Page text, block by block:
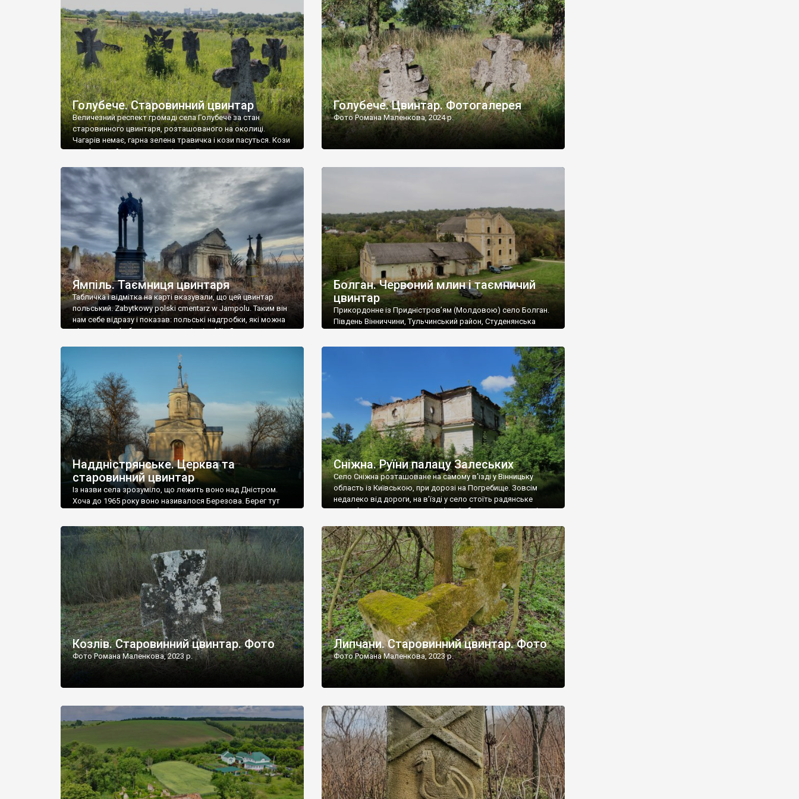
[…]
Голубече. Старовинний цвинтар
Величезний респект громаді села Голубече за стан
старовинного цвинтаря, розташованого на околиці.
Чагарів немає, гарна зелена травичка і кози пасуться. Кози
– найкращий регулятор шкідливої, для старих кладовищ,
бруньками, кози ті бруньки обгризають, бо то улюблений
делікатес. На цвинтарі у Голубечому ціла колекція
різноманітних форм хрестів. Село відносно невелике, […]
Голубече. Цвинтар. Фотогалерея
Фото Романа Маленкова, 2024 р.
Ямпіль. Таємниця цвинтаря
Табличка і відмітка на карті вказували, що цей цвинтар
польський. Zabytkowy polski cmentarz w Jampolu. Таким він
нам себе відразу і показав: польські надгробки, які можна
віднести до фабричних, польські епітафії… Загалом цвинтар
виявилося більше семи гектарів. Перше враження про
абсолютну звичайність польського цвинтаря виявилося
оманливим – […]
Болган. Червоний млин і таємничий
цвинтар
Прикордонне із Придністров’ям (Молдовою) село Болган.
Південь Вінниччини, Тульчинський район, Студенянська
старовинний цвинтар із кам’яними хрестами. Всі епітафії, які
збереглися, написані кирилицею, церковнослов’янською
мовою. За всіма традиційними ознаками – цвинтар
український. Хрести датуються 19 століттям. У 1924-1940
роках Болган […]
Наддністрянське. Церква та
старовинний цвинтар
Із назви села зрозуміло, що лежить воно над Дністром.
Хоча до 1965 року воно називалося Березова. Берег тут
Наддністрянське відрізняється від більшості навколишніх
сіл. У селі є мурована Михайлівська церква. Точної дати […]
Сніжна. Руїни палацу Залеських
Село Сніжна розташоване на самому в’їзді у Вінницьку
область із Київською, при дорозі на Погребище. Зовсім
недалеко від дороги, на в’їзді у село стоїть радянське
рельєфне пано, яке показує жінку і яблуню, а трохи далі,
дороги їх не видно, але видно дві стареньких колії у траві –
[…]
Козлів. Старовинний цвинтар. Фото
Фото Романа Маленкова, 2023 р.
Липчани. Старовинний цвинтар. Фото
Фото Романа Маленкова, 2023 р.